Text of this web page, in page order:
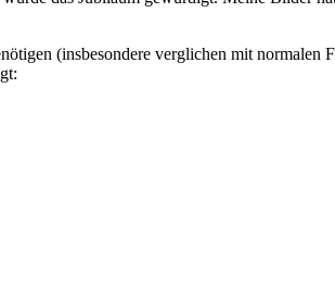
(insbesondere verglichen mit normalen